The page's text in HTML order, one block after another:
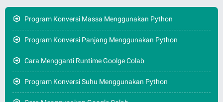
Program Konversi Massa Menggunakan Python
Program Konversi Panjang Menggunakan Python
Cara Mengganti Runtime Goolge Colab
Program Konversi Suhu Menggunakan Python